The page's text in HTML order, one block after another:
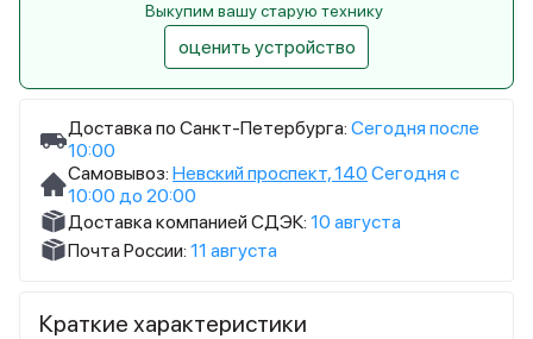
Доставка по Санкт-Петербурга: Сегодня после
10:00
Самовывоз: Невский проспект, 140 Сегодня с
10:00 до 20:00
Доставка компанией СДЭК: 10 августа
Почта России: 11 августа
Краткие характеристики
Выкупим вашу старую технику
оценить устройство